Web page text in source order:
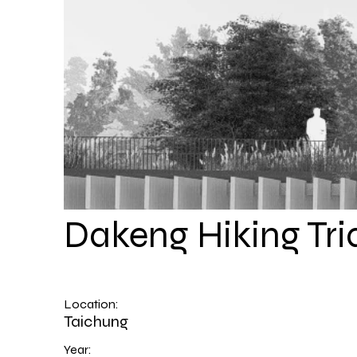
Dakeng Hiking
Location:
Taichung
Year: